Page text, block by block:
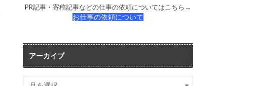
PR記事・寄稿記事などの仕事の依頼についてはこちら→
お仕事の依頼について
アーカイブ